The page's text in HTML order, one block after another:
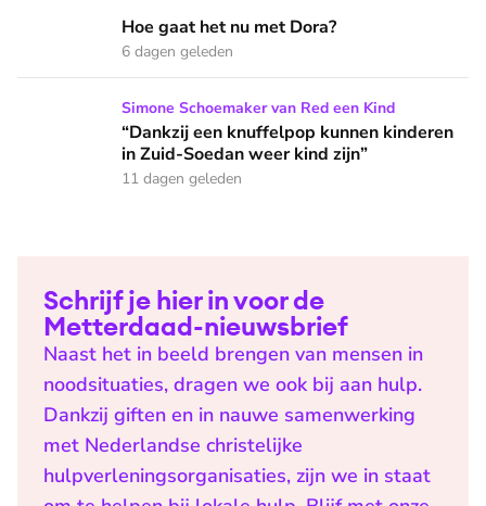
Hoe gaat het nu met Dora?
Hoe gaat het nu met Dora?
6 dagen geleden
“Dankzij een knuffelpop kunnen kinderen in Zuid-Soedan
Simone Schoemaker van Red een Kind
“Dankzij een knuffelpop kunnen kinderen
in Zuid-Soedan weer kind zijn”
11 dagen geleden
Schrijf je hier in voor de
Metterdaad-nieuwsbrief
Naast het in beeld brengen van mensen in
noodsituaties, dragen we ook bij aan hulp.
Dankzij giften en in nauwe samenwerking
met Nederlandse christelijke
hulpverleningsorganisaties, zijn we in staat